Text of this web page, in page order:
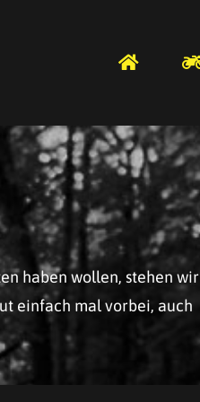
haben wollen, stehen wir
einfach mal vorbei, auch